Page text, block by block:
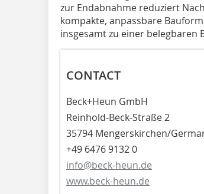
zur Endabnahme reduziert
kompakte, anpassbare
insgesamt zu einer belegbaren
CONTACT
Beck+Heun GmbH
Reinhold-Beck-Straße 2
35794 Mengerskirchen/
+49 6476 9132 0
info@beck-heun.de
www.beck-heun.de